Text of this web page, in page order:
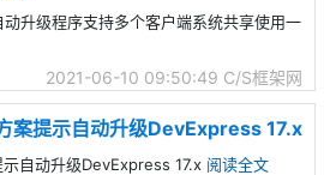
升级程序支持多个客户端系统共享使用一
2021-06-10 09:50:49 C/S框架网
案提示自动升级DevExpress 17.x
自动升级DevExpress 17.x 阅读全文